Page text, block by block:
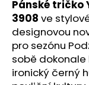
Pánské tričko
3908 ve
designovou
pro sezónu
sobě
ironický černý
D
o
p